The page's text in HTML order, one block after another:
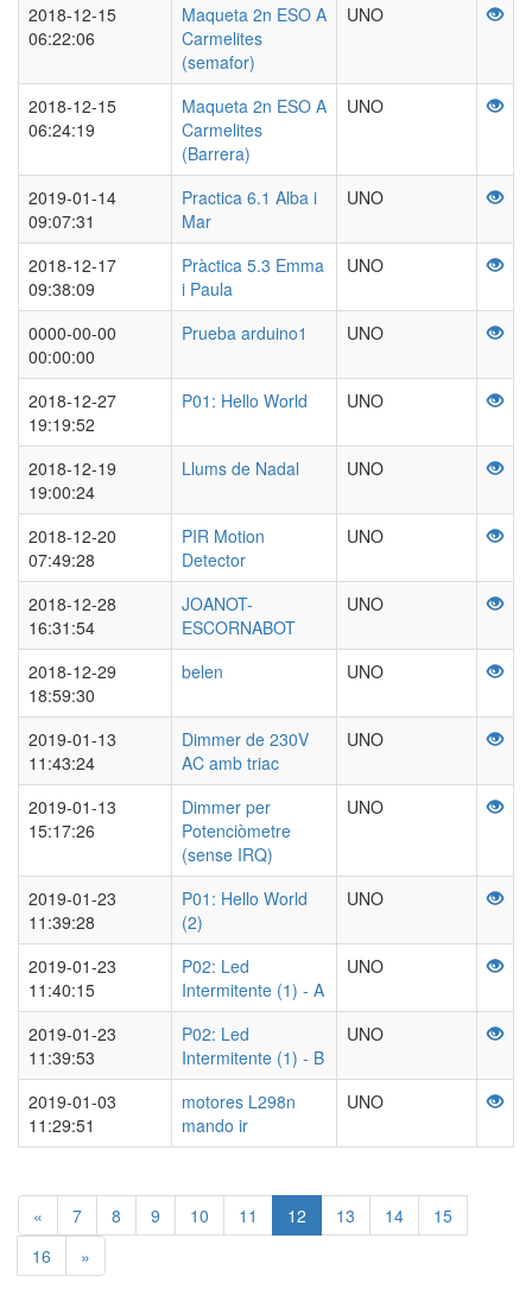
2018-12-15
06:22:06
Maqueta 2n ESO A
Carmelites
(semafor)
UNO
2018-12-15
06:24:19
Maqueta 2n ESO A
Carmelites
(Barrera)
UNO
2019-01-14
09:07:31
Practica 6.1 Alba i
Mar
UNO
2018-12-17
09:38:09
Pràctica 5.3 Emma
i Paula
UNO
0000-00-00
00:00:00
Prueba arduino1 UNO
2018-12-27
19:19:52
P01: Hello World UNO
2018-12-19
19:00:24
Llums de Nadal UNO
2018-12-20
07:49:28
PIR Motion
Detector
UNO
2018-12-28
16:31:54
JOANOT-
ESCORNABOT
UNO
2018-12-29
18:59:30
belen UNO
2019-01-13
11:43:24
Dimmer de 230V
AC amb triac
UNO
2019-01-13
15:17:26
Dimmer per
Potenciòmetre
(sense IRQ)
UNO
2019-01-23
11:39:28
P01: Hello World
(2)
UNO
2019-01-23
11:40:15
P02: Led
Intermitente (1) - A
UNO
2019-01-23
11:39:53
P02: Led
Intermitente (1) - B
UNO
2019-01-03
11:29:51
motores L298n
mando ir
UNO
« 7 8 9 10 11 12 13 14
15
16
»